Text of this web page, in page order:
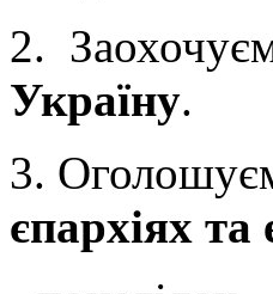
2.
Україну.
3.
єпархіях та